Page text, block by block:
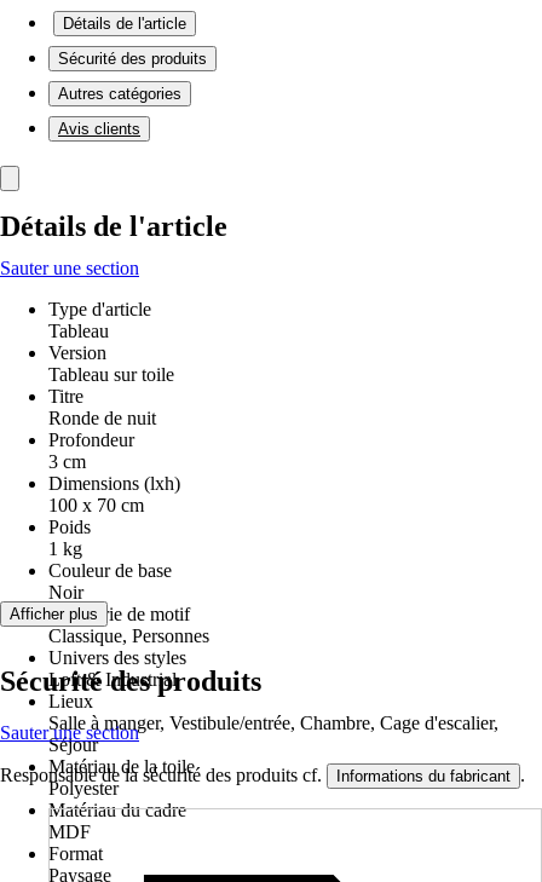
Détails de l'article
Sécurité des produits
Autres catégories
Avis clients
Détails de l'article
Sauter une section
Type d'article
Tableau
Version
Tableau sur toile
Titre
Ronde de nuit
Profondeur
3 cm
Dimensions (lxh)
100 x 70 cm
Poids
1 kg
Couleur de base
Noir
Catégorie de motif
Classique, Personnes
Univers des styles
Loft & Industrial
Lieux
Salle à manger, Vestibule/entrée, Chambre, Cage d'escalier,
Séjour
Matériau de la toile
Polyester
Matériau du cadre
MDF
Format
Paysage
Afficher plus
Sécurité des produits
Sauter une section
Responsable de la sécurité des produits cf. Informations du fabricant .